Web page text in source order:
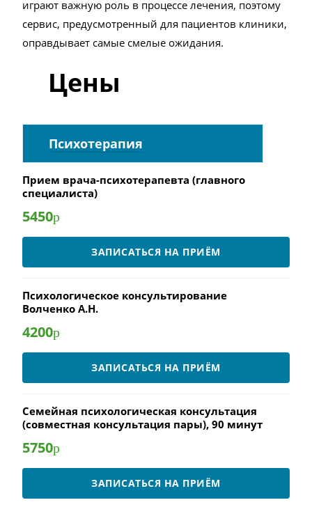
играют важную роль в процессе лечения, поэтому
сервис, предусмотренный для пациентов клиники,
оправдывает самые смелые ожидания.
Цены
Психотерапия
Прием врача-психотерапевта (главного
специалиста)
5450р
ЗАПИСАТЬСЯ НА ПРИЁМ
Психологическое консультирование
Волченко А.Н.
4200р
ЗАПИСАТЬСЯ НА ПРИЁМ
Семейная психологическая консультация
(совместная консультация пары), 90 минут
5750р
ЗАПИСАТЬСЯ НА ПРИЁМ